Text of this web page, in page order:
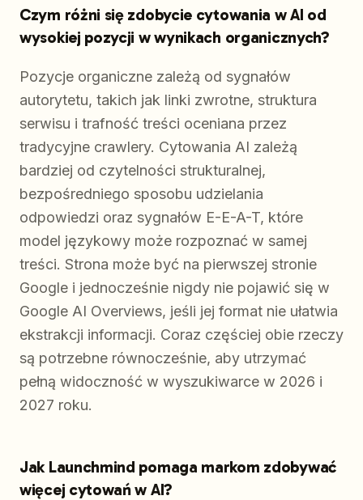
Czym różni się zdobycie cytowania w AI od
wysokiej pozycji w wynikach organicznych?
Pozycje organiczne zależą od sygnałów
autorytetu, takich jak linki zwrotne, struktura
serwisu i trafność treści oceniana przez
tradycyjne crawlery. Cytowania AI zależą
bardziej od czytelności strukturalnej,
bezpośredniego sposobu udzielania
odpowiedzi oraz sygnałów E-E-A-T, które
model językowy może rozpoznać w samej
treści. Strona może być na pierwszej stronie
Google i jednocześnie nigdy nie pojawić się w
Google AI Overviews, jeśli jej format nie ułatwia
ekstrakcji informacji. Coraz częściej obie rzeczy
są potrzebne równocześnie, aby utrzymać
pełną widoczność w wyszukiwarce w 2026 i
2027 roku.
Jak Launchmind pomaga markom zdobywać
więcej cytowań w AI?